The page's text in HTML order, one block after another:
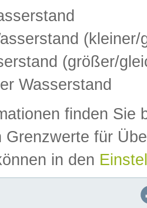
(kleiner/
(größer/
Wasserstand
finden Sie
Grenzwerte für
in den